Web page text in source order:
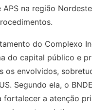
na região
do Complexo
do capital público e
os envolvidos,
Segundo ela, o
fortalecer a atenção